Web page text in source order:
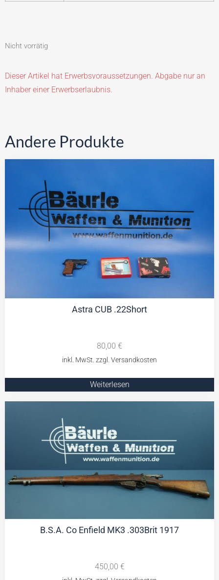
Nicht vorrätig
Dieser Artikel hat Erwerbsvoraussetzungen. Abgabe nur an
Inhaber einer Erwerbserlaubnis.
Andere Produkte
Astra CUB .22Short
80,00 €
Weiterlesen
B.S.A. Co Enfield MK3 .303Brit 1917
450,00 €